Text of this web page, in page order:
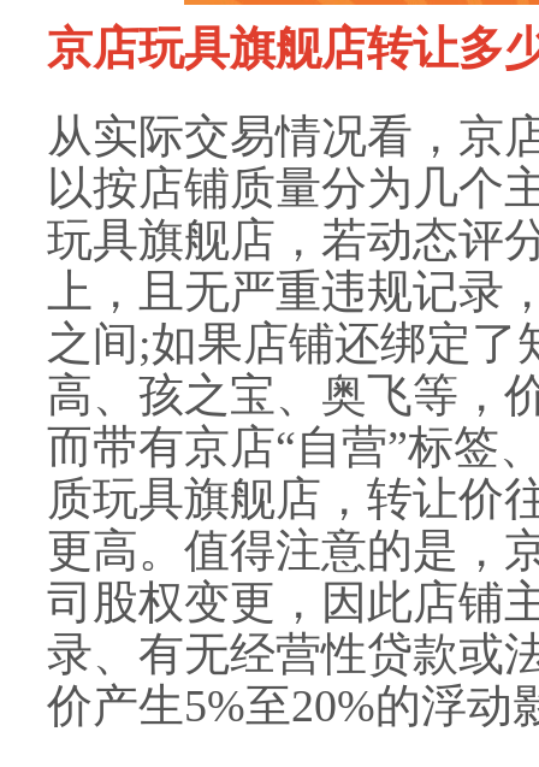
京店玩具旗舰店转让多
从实际交易情况看，京
以按店铺质量分为几个
玩具旗舰店，若动态评
上，且无严重违规记录
之间;如果店铺还绑定
高、孩之宝、奥飞等，
而带有京店“自营”标签
质玩具旗舰店，转让价
更高。值得注意的是，
司股权变更，因此店铺
录、有无经营性贷款或
价产生5%至20%的浮动